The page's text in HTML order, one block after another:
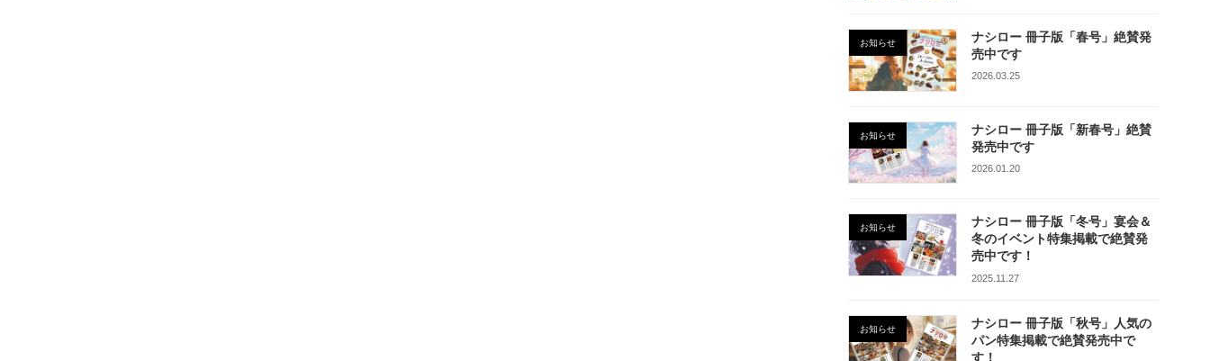
お知らせ
ナシロー 冊子版「春号」絶賛発
売中です
2026.03.25
お知らせ
ナシロー 冊子版「新春号」絶賛
発売中です
2026.01.20
お知らせ
ナシロー 冊子版「冬号」宴会＆
冬のイベント特集掲載で絶賛発
売中です！
2025.11.27
お知らせ
ナシロー 冊子版「秋号」人気の
パン特集掲載で絶賛発売中で
す！